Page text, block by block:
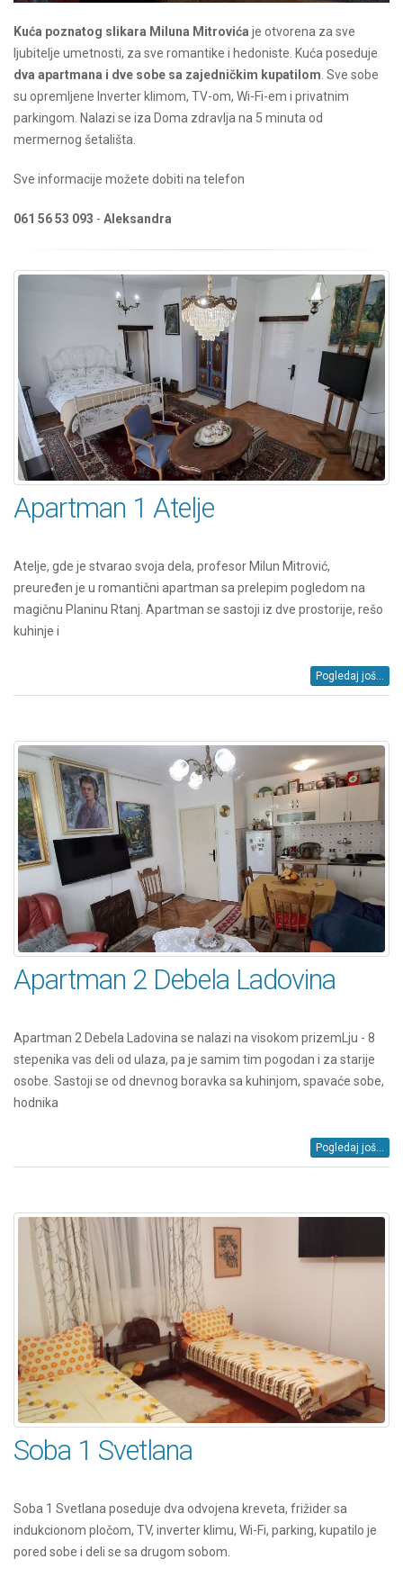
Kuća poznatog slikara Miluna Mitrovića je otvorena za sve
ljubitelje umetnosti, za sve romantike i hedoniste. Kuća poseduje
dva apartmana i dve sobe sa zajedničkim kupatilom . Sve sobe
su opremljene Inverter klimom, TV-om, Wi-Fi-em i privatnim
parkingom. Nalazi se iza Doma zdravlja na 5 minuta od
mermernog šetališta.
Sve informacije možete dobiti na telefon
061 56 53 093 - Aleksandra
Apartman 1 Atelje
Atelje, gde je stvarao svoja dela, profesor Milun Mitrović,
preuređen je u romantični apartman sa prelepim pogledom na
magičnu Planinu Rtanj. Apartman se sastoji iz dve prostorije, rešo
kuhinje i
Pogledaj još...
Apartman 2 Debela Ladovina
Apartman 2 Debela Ladovina se nalazi na visokom prizemLju - 8
stepenika vas deli od ulaza, pa je samim tim pogodan i za starije
osobe. Sastoji se od dnevnog boravka sa kuhinjom, spavaće sobe,
hodnika
Pogledaj još...
Soba 1 Svetlana
Soba 1 Svetlana poseduje dva odvojena kreveta, frižider sa
indukcionom pločom, TV, inverter klimu, Wi-Fi, parking, kupatilo je
pored sobe i deli se sa drugom sobom.